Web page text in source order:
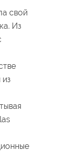
свой
Из